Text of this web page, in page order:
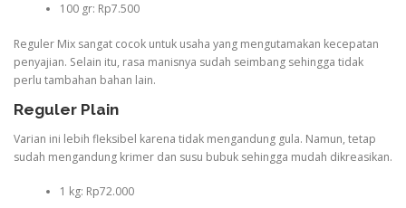
100 gr: Rp7.500
Reguler Mix sangat cocok untuk usaha yang mengutamakan kecepatan
penyajian. Selain itu, rasa manisnya sudah seimbang sehingga tidak
perlu tambahan bahan lain.
Reguler Plain
Varian ini lebih fleksibel karena tidak mengandung gula. Namun, tetap
sudah mengandung krimer dan susu bubuk sehingga mudah dikreasikan.
1 kg: Rp72.000